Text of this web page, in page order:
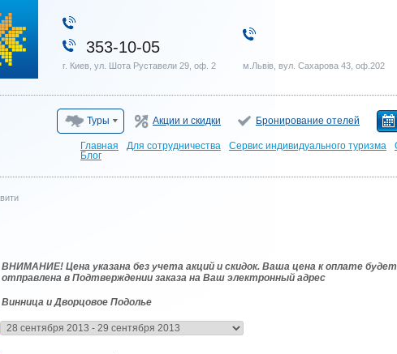
353-10-05
г. Киев, ул. Шота Руставели 29, оф. 2 м.Львів, вул. Сахарова 43, оф.202
Туры Акции и скидки Бронирование отелей
Главная Для сотрудничества Сервис индивидуального туризма
Блог
ВНИМАНИЕ! Цена указана без учета акций и скидок. Ваша цена к оплате будет
отправлена в Подтверждении заказа на Ваш электронный адрес
Винница и Дворцовое Подолье